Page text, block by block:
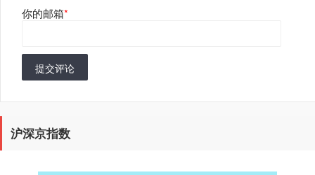
你的邮箱*
提交评论
沪深京指数